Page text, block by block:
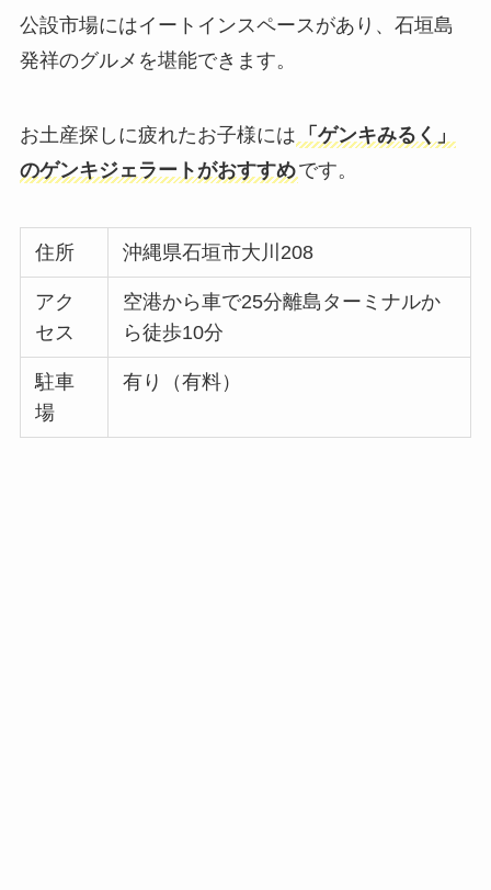
公設市場にはイートインスペースがあり、石垣島
発祥のグルメを堪能できます。
お土産探しに疲れたお子様には
「ゲンキみるく」
のゲンキジェラートがおすすめです。
住所 沖縄県石垣市大川208
アク
セス
空港から車で25分離島ターミナルか
ら徒歩10分
駐車
場
有り（有料）